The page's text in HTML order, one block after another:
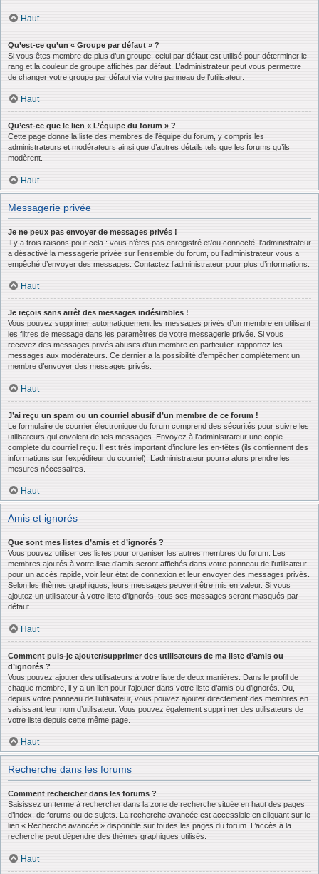
Haut
Qu’est-ce qu’un « Groupe par défaut » ?
Si vous êtes membre de plus d’un groupe, celui par défaut est utilisé pour déterminer le
rang et la couleur de groupe affichés par défaut. L’administrateur peut vous permettre
de changer votre groupe par défaut via votre panneau de l’utilisateur.
Haut
Qu’est-ce que le lien « L’équipe du forum » ?
Cette page donne la liste des membres de l’équipe du forum, y compris les
administrateurs et modérateurs ainsi que d’autres détails tels que les forums qu’ils
modèrent.
Haut
Messagerie privée
Je ne peux pas envoyer de messages privés !
Il y a trois raisons pour cela : vous n’êtes pas enregistré et/ou connecté, l’administrateur
a désactivé la messagerie privée sur l’ensemble du forum, ou l’administrateur vous a
empêché d’envoyer des messages. Contactez l’administrateur pour plus d’informations.
Haut
Je reçois sans arrêt des messages indésirables !
Vous pouvez supprimer automatiquement les messages privés d’un membre en utilisant
les filtres de message dans les paramètres de votre messagerie privée. Si vous
recevez des messages privés abusifs d’un membre en particulier, rapportez les
messages aux modérateurs. Ce dernier a la possibilité d’empêcher complètement un
membre d’envoyer des messages privés.
Haut
J’ai reçu un spam ou un courriel abusif d’un membre de ce forum !
Le formulaire de courrier électronique du forum comprend des sécurités pour suivre les
utilisateurs qui envoient de tels messages. Envoyez à l’administrateur une copie
complète du courriel reçu. Il est très important d’inclure les en-têtes (ils contiennent des
informations sur l’expéditeur du courriel). L’administrateur pourra alors prendre les
mesures nécessaires.
Haut
Amis et ignorés
Que sont mes listes d’amis et d’ignorés ?
Vous pouvez utiliser ces listes pour organiser les autres membres du forum. Les
membres ajoutés à votre liste d’amis seront affichés dans votre panneau de l’utilisateur
pour un accès rapide, voir leur état de connexion et leur envoyer des messages privés.
Selon les thèmes graphiques, leurs messages peuvent être mis en valeur. Si vous
ajoutez un utilisateur à votre liste d’ignorés, tous ses messages seront masqués par
défaut.
Haut
Comment puis-je ajouter/supprimer des utilisateurs de ma liste d’amis ou
d’ignorés ?
Vous pouvez ajouter des utilisateurs à votre liste de deux manières. Dans le profil de
chaque membre, il y a un lien pour l’ajouter dans votre liste d’amis ou d’ignorés. Ou,
depuis votre panneau de l’utilisateur, vous pouvez ajouter directement des membres en
saisissant leur nom d’utilisateur. Vous pouvez également supprimer des utilisateurs de
votre liste depuis cette même page.
Haut
Recherche dans les forums
Comment rechercher dans les forums ?
Saisissez un terme à rechercher dans la zone de recherche située en haut des pages
d’index, de forums ou de sujets. La recherche avancée est accessible en cliquant sur le
lien « Recherche avancée » disponible sur toutes les pages du forum. L’accès à la
recherche peut dépendre des thèmes graphiques utilisés.
Haut